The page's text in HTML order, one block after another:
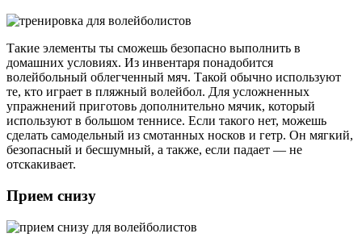
Такие элементы ты сможешь безопасно выполнить в
домашних условиях. Из инвентаря понадобится
волейбольный облегченный мяч. Такой обычно используют
те, кто играет в пляжный волейбол. Для усложненных
упражнений приготовь дополнительно мячик, который
используют в большом теннисе. Если такого нет, можешь
сделать самодельный из смотанных носков и гетр. Он мягкий,
безопасный и бесшумный, а также, если падает — не
отскакивает.
Прием снизу